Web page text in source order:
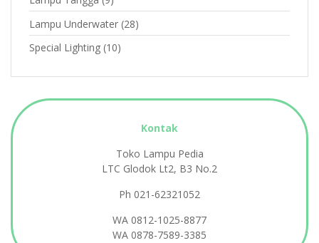
Lampu Underwater (28)
Special Lighting (10)
Kontak
Toko Lampu Pedia
LTC Glodok Lt2, B3 No.2
Ph 021-62321052
WA 0812-1025-8877
WA 0878-7589-3385